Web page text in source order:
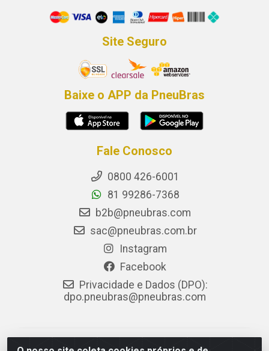
Site Seguro
Baixe o APP da PneuBras
Fale Conosco
0800 426-6001
81 99286-7368
b2b@pneubras.com
sac@pneubras.com.br
Instagram
Facebook
Privacidade e Dados (DPO):
dpo.pneubras@pneubras.com
PneuBras - Rodovia BR-101, KM 82 - Prazeres,